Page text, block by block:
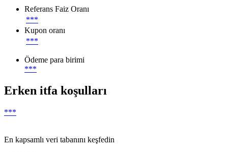
Referans Faiz Oranı
***
Kupon oranı
***
Ödeme para birimi
***
Erken itfa koşulları
***
En kapsamlı veri tabanını keşfedin